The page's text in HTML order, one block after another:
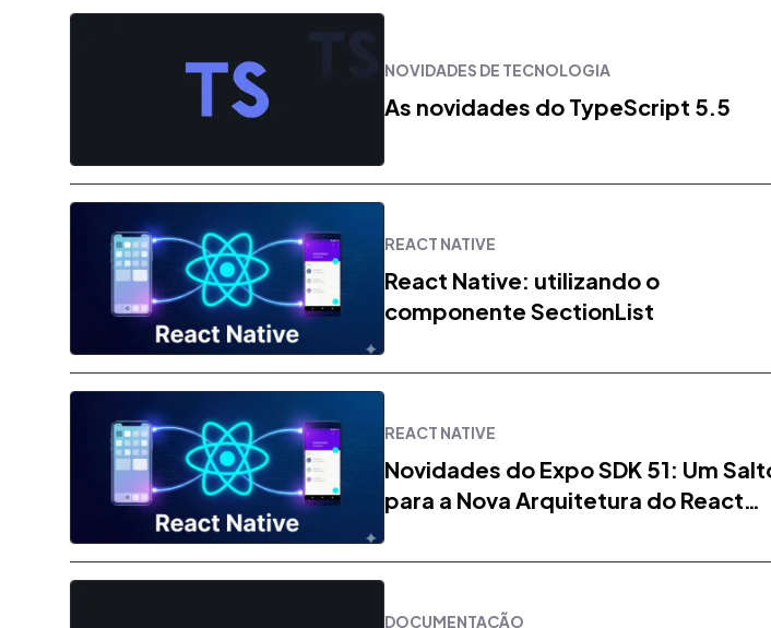
NOVIDADES DE TECNOLOGIA
As novidades do TypeScript 5.5
REACT NATIVE
React Native: utilizando o
componente SectionList
REACT NATIVE
Novidades do Expo SDK 51: Um
para a Nova Arquitetura do React
DOCUMENTAÇÃO